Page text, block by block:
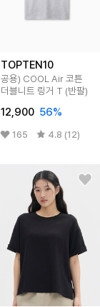
TOPTEN10
공용) COOL Air 코튼
더블니트 링거 T (반팔)
12,900 56%
165 4.8 (12)